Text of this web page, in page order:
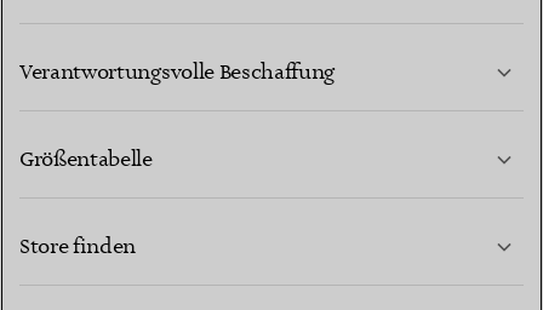
Verantwortungsvolle Beschaffung
Größentabelle
Store finden